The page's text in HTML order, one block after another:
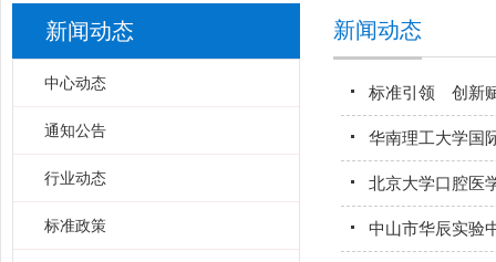
新闻动态
中心动态
通知公告
行业动态
标准政策
新闻动态
标准引领 创新
华南理工大学国
北京大学口腔医
中山市华辰实验